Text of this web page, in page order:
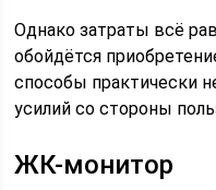
Однако затраты всё
обойдётся
способы практически
усилий со стороны
ЖК-монитор